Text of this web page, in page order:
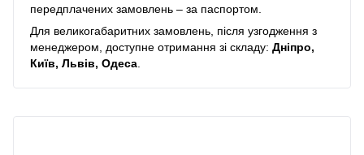
передплачених замовлень – за паспортом.
Для великогабаритних замовлень, після узгодження з
менеджером, доступне отримання зі складу: Дніпро,
Київ, Львів, Одеса